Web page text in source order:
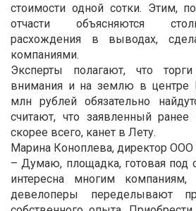
стоимости одной сотки. Этим,
отчасти объясняются
расхождения в выводах,
компаниями.
Эксперты полагают, что
внимания и на землю в
млн рублей обязательно
считают, что заявленный ранее
скорее всего, канет в Лету.
Марина Коноплева, директор ООО
– Думаю, площадка, готовая под
интересна многим
девелоперы переделывают